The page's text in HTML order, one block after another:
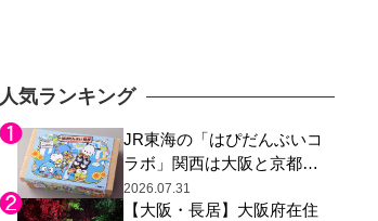
人気ランキング
JR東海の「はぴだんぶいコ
ラボ」関西は大阪と京都の
み、日焼けしたポチャッコ
らサンリオキャラが描かれ
2026.07.31
【大阪・長居】大阪府在住